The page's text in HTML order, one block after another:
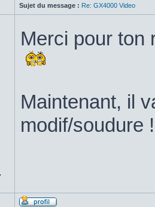
Sujet du message : Re: GX4000 Video
Merci pour ton
Maintenant, il
modif/soudure